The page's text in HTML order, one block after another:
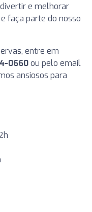
e melhorar
faça parte do nosso
entre em
0660ou pelo email
ansiosos para